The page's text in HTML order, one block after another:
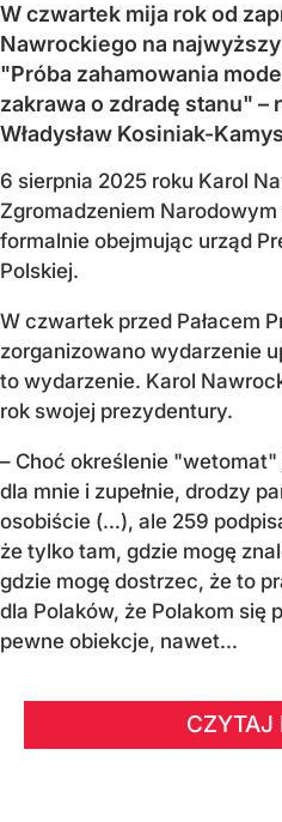
W czwartek mija rok od
Nawrockiego na
"Próba zahamowania
zakrawa o zdradę stanu" –
Władysław Kosiniak-
6 sierpnia 2025 roku Karol
Zgromadzeniem
formalnie obejmując urząd
Polskiej.
W czwartek przed Pałacem
zorganizowano wydarzenie
to wydarzenie. Karol
rok swojej prezydentury.
– Choć określenie
dla mnie i zupełnie, drodzy
osobiście (…), ale 259
że tylko tam, gdzie mogę
gdzie mogę dostrzec, że to
dla Polaków, że Polakom się
pewne obiekcje, nawet...
CZYTAJ